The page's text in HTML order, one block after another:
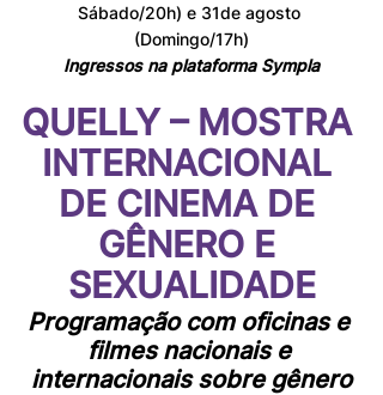
Sábado/20h) e 31de agosto
(Domingo/17h)
Ingressos na plataforma Sympla
QUELLY – MOSTRA
INTERNACIONAL
DE CINEMA DE
GÊNERO E
SEXUALIDADE
Programação com oficinas e
filmes nacionais e
internacionais sobre gênero